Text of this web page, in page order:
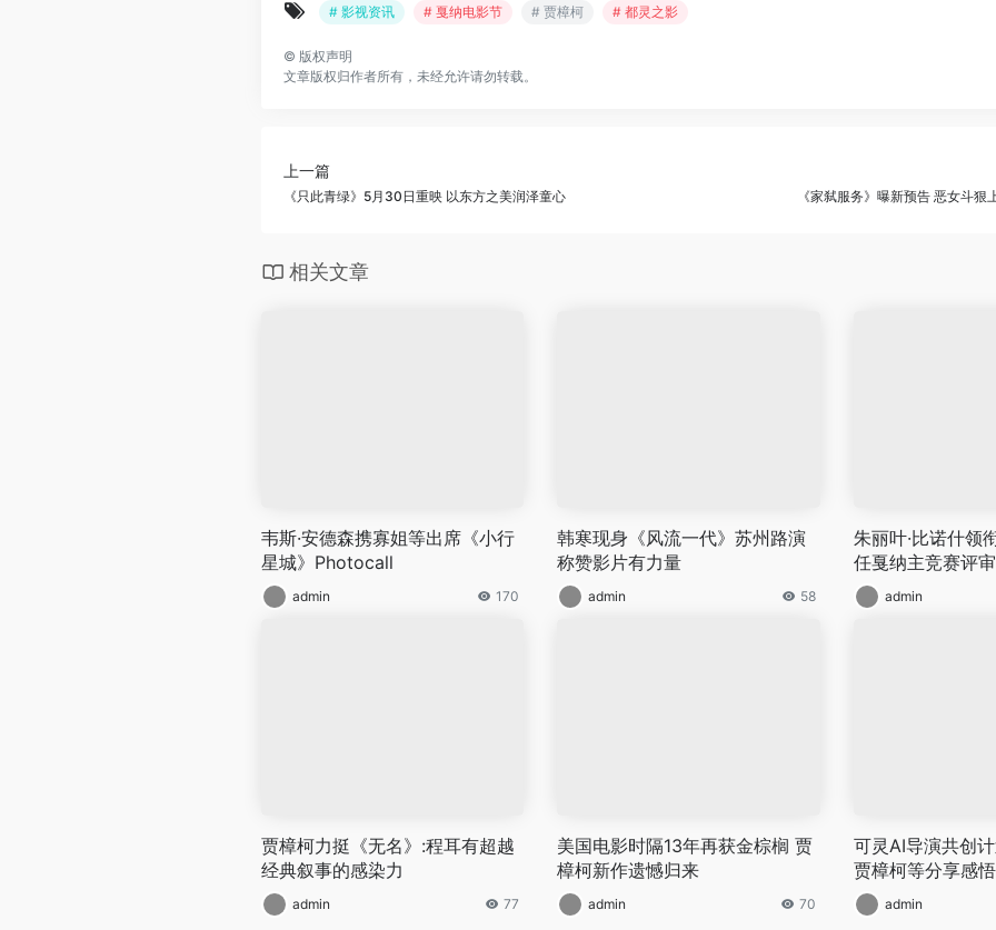
# 影视资讯 # 戛纳电影节 # 贾樟柯 # 都灵之影
© 版权声明
文章版权归作者所有，未经允许请勿转载。
上一篇
《只此青绿》5月30日重映 以东方之美润泽童心 《家弑服务》曝新预告 恶女斗狠
相关文章
韦斯·安德森携寡姐等出席《小行
星城》Photocall
admin 170
韩寒现身《风流一代》苏州路演
称赞影片有力量
admin 58
朱丽叶·比诺什领
任戛纳主竞赛评审
admin
贾樟柯力挺《无名》:程耳有超越
经典叙事的感染力
admin 77
美国电影时隔13年再获金棕榈 贾
樟柯新作遗憾归来
admin 70
可灵AI导演共创
贾樟柯等分享感悟
admin